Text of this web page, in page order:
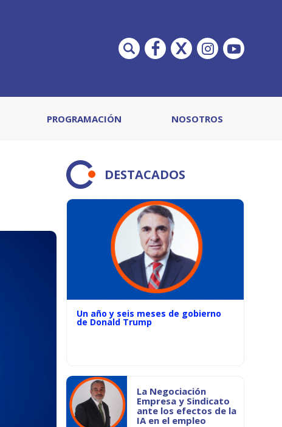
PROGRAMACIÓN NOSOTROS
DESTACADOS
Un año y seis meses de gobierno
de Donald Trump
La Negociación
Empresa y Sindicato
ante los efectos de la
IA en el empleo